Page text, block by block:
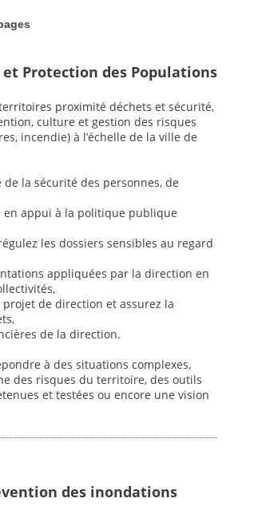
et Protection des Populations
proximité déchets et sécurité,
culture et gestion des risques
incendie) à l’échelle de la ville de
la sécurité des personnes, de
en appui à la politique publique
les dossiers sensibles au regard
appliquées par la direction en
de direction et assurez la
de la direction.
à des situations complexes,
des risques du territoire, des outils
et testées ou encore une vision
des inondations